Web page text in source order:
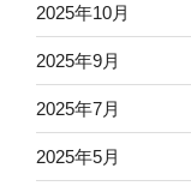
2025年10月
2025年9月
2025年7月
2025年5月